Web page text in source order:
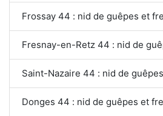
Frossay 44 : nid de guêpes et
Fresnay-en-Retz 44 : nid de
Saint-Nazaire 44 : nid de
Donges 44 : nid de guêpes et